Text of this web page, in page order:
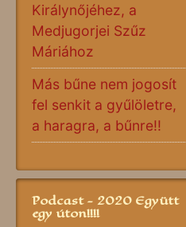
Királynőjéhez, a
Medjugorjei Szűz
Máriához
Más bűne nem jogosít
fel senkit a gyűlöletre,
a haragra, a bűnre!!
Podcast - 2020 Együtt
egy úton!!!!